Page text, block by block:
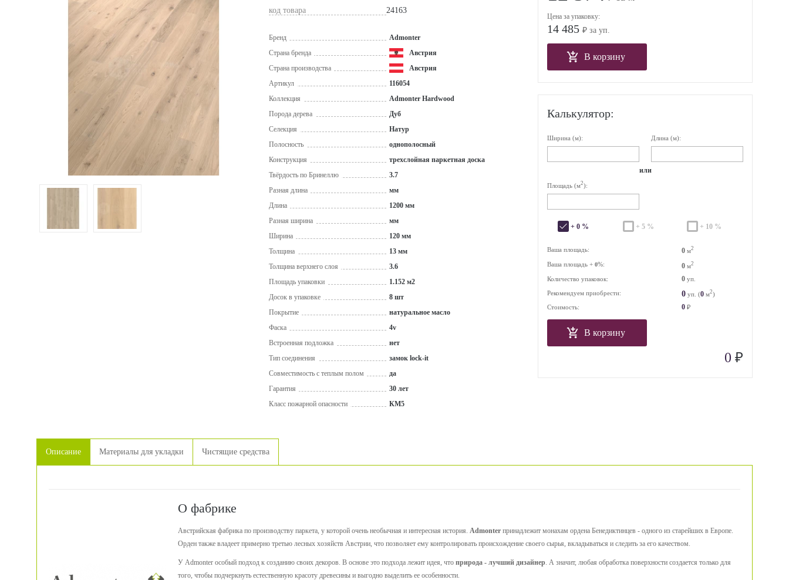
код товара 24163
Бренд
Admonter
Страна бренда
Австрия
Страна производства
Австрия
Артикул
116054
Коллекция
Admonter Hardwood
Порода дерева
Дуб
Селекция
Натур
Полосность
однополосный
Конструкция
трехслойная паркетная доска
Твёрдость по Бринеллю
3.7
Разная длина
мм
Длина
1200 мм
Разная ширина
мм
Ширина
120 мм
Толщина
13 мм
Толщина верхнего слоя
3.6
Площадь упаковки
1.152 м2
Досок в упаковке
8 шт
Покрытие
натуральное масло
Фаска
4v
Встроенная подложка
нет
Тип соединения
замок lock-it
Совместимость с теплым полом
да
Гарантия
30 лет
Класс пожарной опасности
КМ5
Цена за упаковку:
14 485 ₽ за уп.
В корзину
Калькулятор:
Ширина (м): Длина (м):
или
Площадь (м2):
+ 0 % + 5 % + 10 %
Ваша площадь: 0 м2
Ваша площадь + 0%: 0 м2
Количество упаковок: 0 уп.
Рекомендуем приобрести:
0 уп. (0 м2)
Стоимость:
0 ₽
В корзину
0 ₽
Описание Материалы для укладки Чистящие средства
О фабрике
Австрийская фабрика по производству паркета, у которой очень необычная и интересная история. Admonter принадлежит монахам ордена Бенедиктинцев - одного из старейших в Европе.
Орден также владеет примерно третью лесных хозяйств Австрии, что позволяет ему контролировать происхождение своего сырья, вкладываться и следить за его качеством.
У Admonter особый подход к созданию своих декоров. В основе это подхода лежит идея, что природа - лучший дизайнер. А значит, любая обработка поверхности создается только для
того, чтобы подчеркнуть естественную красоту древесины и выгодно выделить ее особенности.